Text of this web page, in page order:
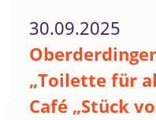
30.09.2025
„Toilette für
Café „Stück